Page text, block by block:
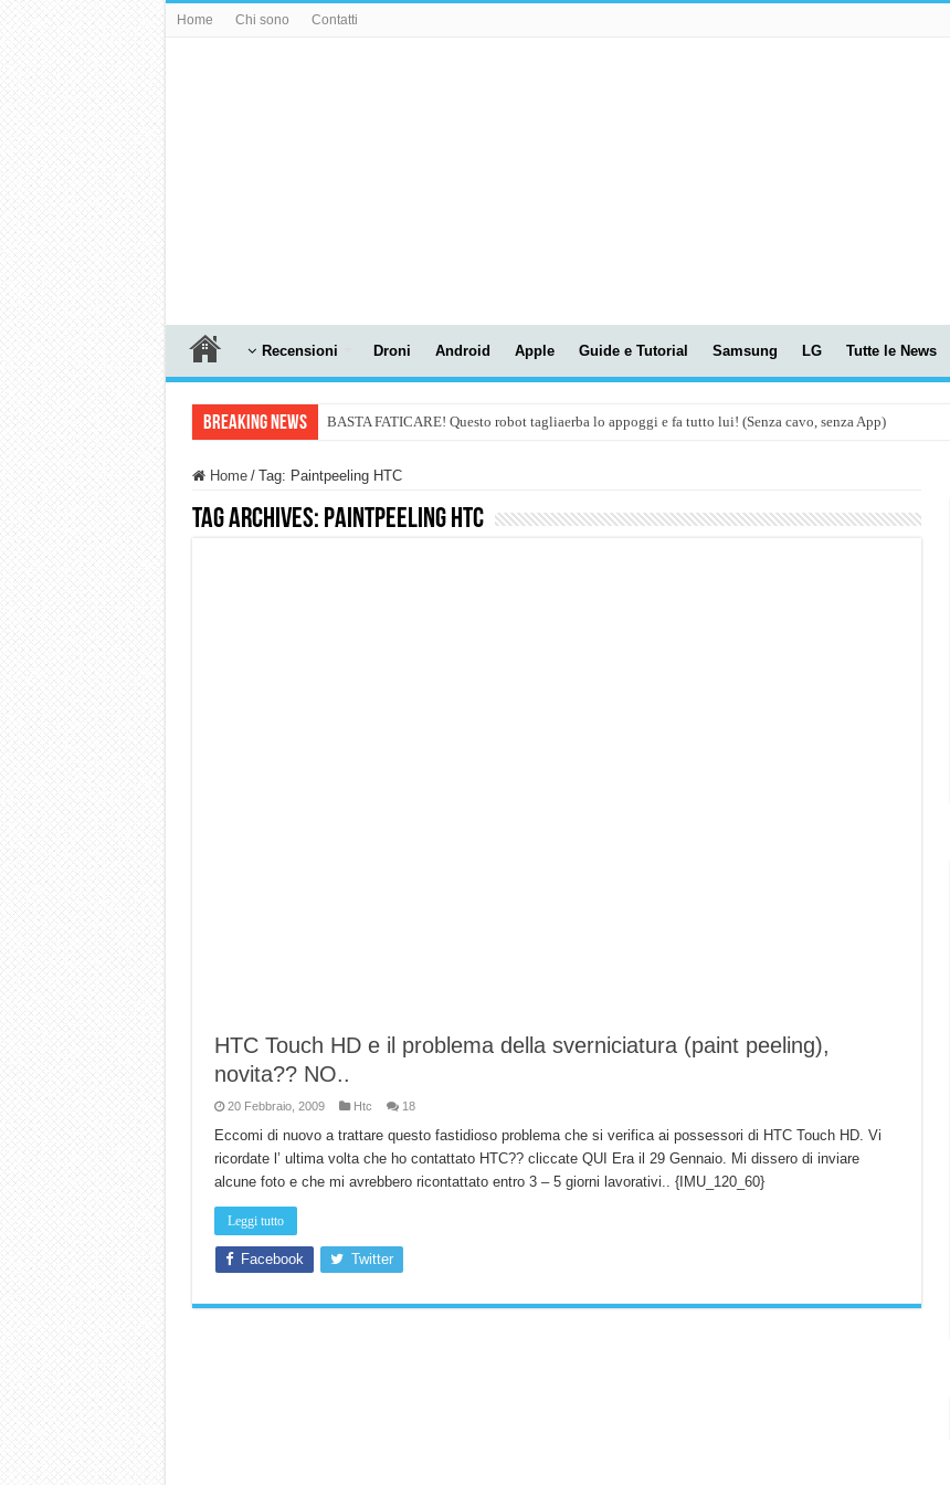
Home Chi sono Contatti
Recensioni Droni Android Apple Guide e Tutorial Samsung LG Tutte le News
Breaking News BASTA FATICARE! Questo robot tagliaerba lo appoggi e fa tutto lui! (Senza cavo, senza App)
Dashcam 70mai A810 Lite: Piccola, 4K e molto efficace. Ecco come va in strada
Home / Tag: Paintpeeling HTC
Tag Archives: Paintpeeling HTC
HTC Touch HD e il problema della sverniciatura (paint peeling),
novita?? NO..
20 Febbraio, 2009 Htc 18
Eccomi di nuovo a trattare questo fastidioso problema che si verifica ai possessori di HTC Touch HD. Vi
ricordate l’ ultima volta che ho contattato HTC?? cliccate QUI Era il 29 Gennaio. Mi dissero di inviare
alcune foto e che mi avrebbero ricontattato entro 3 – 5 giorni lavorativi.. {IMU_120_60}
Leggi tutto
Facebook Twitter